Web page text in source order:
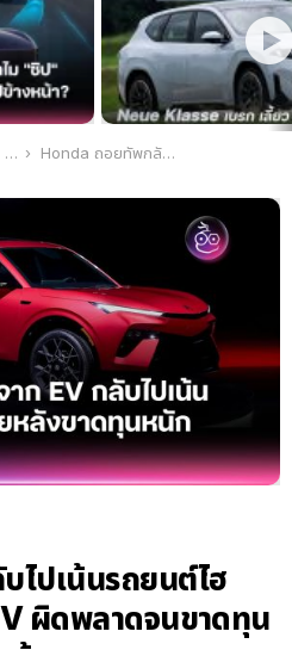
Honda ถอยทัพกลับไปเน้นรถยนต์ไฮบริด หลังเดิมพัน EV ผิดพลาดจนขาดทุนมหาศาลกว่า 3 แสนล้านบาท
ไปเน้นรถยนต์ไฮ
ผิดพลาดจนขาดทุน